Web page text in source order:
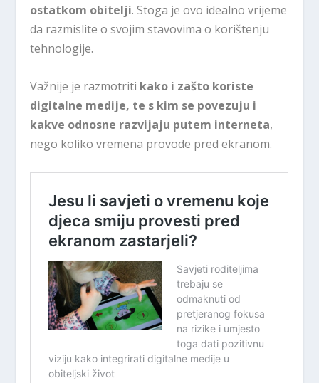
ostatkom obitelji. Stoga je ovo idealno vrijeme
da razmislite o svojim stavovima o korištenju
tehnologije.
Važnije je razmotriti kako i zašto koriste
digitalne medije, te s kim se povezuju i
kakve odnosne razvijaju putem interneta,
nego koliko vremena provode pred ekranom.